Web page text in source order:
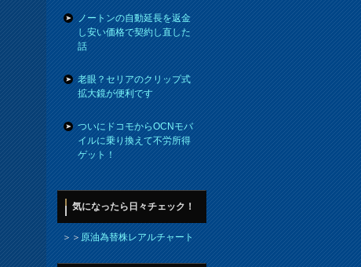
ノートンの自動延長を返金
し安い価格で契約し直した
話
老眼？セリアのクリップ式
拡大鏡が便利です
ついにドコモからOCNモバ
イルに乗り換えて不労所得
ゲット！
気になったら日々チェック！
＞＞原油為替株レアルチャート